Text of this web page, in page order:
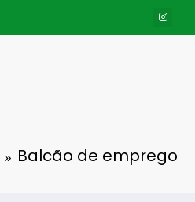
Balcão de emprego